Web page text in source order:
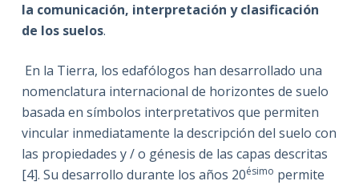
la comunicación, interpretación y clasificación
de los suelos.
En la Tierra, los edafólogos han desarrollado una
nomenclatura internacional de horizontes de suelo
basada en símbolos interpretativos que permiten
vincular inmediatamente la descripción del suelo con
las propiedades y / o génesis de las capas descritas
[4]. Su desarrollo durante los años 20ésimo permite